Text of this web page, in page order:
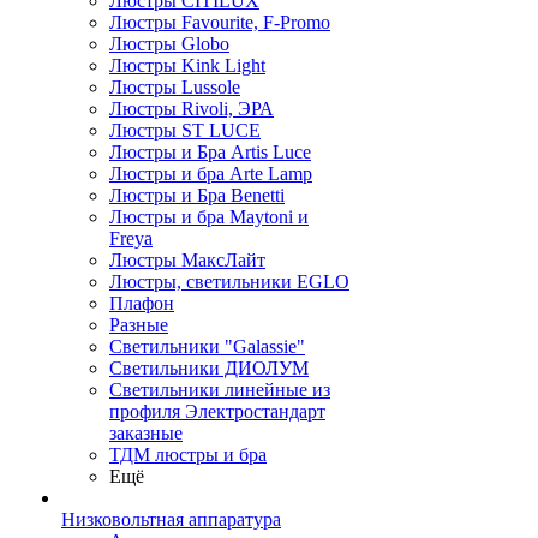
Люстры Favourite, F-Promo
Люстры Globo
Люстры Kink Light
Люстры Lussole
Люстры Rivoli, ЭРА
Люстры ST LUCE
Люстры и Бра Artis Luce
Люстры и бра Arte Lamp
Люстры и Бра Benetti
Люстры и бра Maytoni и
Freya
Люстры МаксЛайт
Люстры, светильники EGLO
Плафон
Разные
Светильники "Galassie"
Светильники ДИОЛУМ
Светильники линейные из
профиля Электростандарт
заказные
ТДМ люстры и бра
Ещё
Низковольтная аппаратура